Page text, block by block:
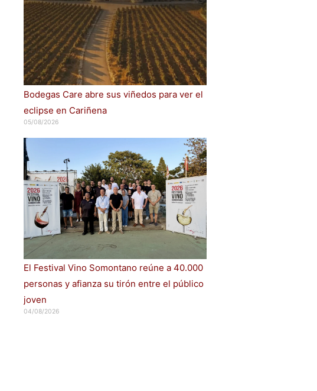
Bodegas Care abre sus viñedos para ver el
eclipse en Cariñena
05/08/2026
El Festival Vino Somontano reúne a 40.000
personas y afianza su tirón entre el público
joven
04/08/2026